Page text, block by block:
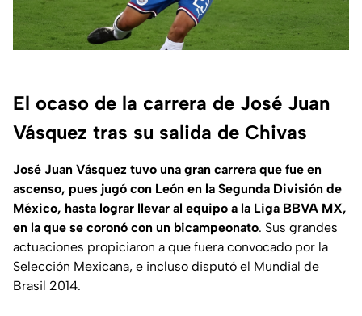
El ocaso de la carrera de José Juan
Vásquez tras su salida de Chivas
José Juan Vásquez tuvo una gran carrera que fue en
ascenso, pues jugó con León en la Segunda División de
México, hasta lograr llevar al equipo a la Liga BBVA MX,
en la que se coronó con un bicampeonato. Sus grandes
actuaciones propiciaron a que fuera convocado por la
Selección Mexicana, e incluso disputó el Mundial de
Brasil 2014.